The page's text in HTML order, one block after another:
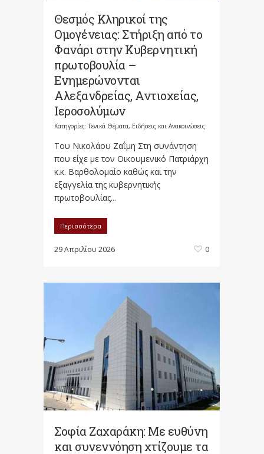
Θεσμός Κληρικοί της
Ομογένειας: Στήριξη από το
Φανάρι στην Κυβερνητική
πρωτοβουλία –
Ενημερώνονται
Αλεξανδρείας, Αντιοχείας,
Ιεροσολύμων
Κατηγορίες: Γενικά Θέματα, Ειδήσεις και Ανακοινώσεις
Του Νικολάου Ζαΐμη Στη συνάντηση
που είχε με τον Οικουμενικό Πατριάρχη
κ.κ. Βαρθολομαίο καθώς και την
εξαγγελία της κυβερνητικής
πρωτοβουλίας...
Περισσότερα
29 Απριλίου 2026 0
Σοφία Ζαχαράκη: Με ευθύνη
και συνεννόηση χτίζουμε τα